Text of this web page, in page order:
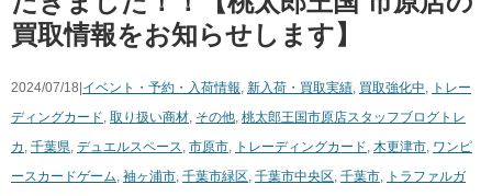
買取情報をお知らせします】
2024/07/18|イベント・予約・入荷情報 新入荷・買取実績 買取強化中
トレー
ディングカード 取り扱い商材 その他 桃太郎王国市原店スタッフブログ トレ
カ 千葉県 デュエルスペース 市原市 トレーディングカード 木更津市 ワンピ
ースカードゲーム 袖ヶ浦市 千葉市緑区 千葉市中央区 千葉市
トラファルガ